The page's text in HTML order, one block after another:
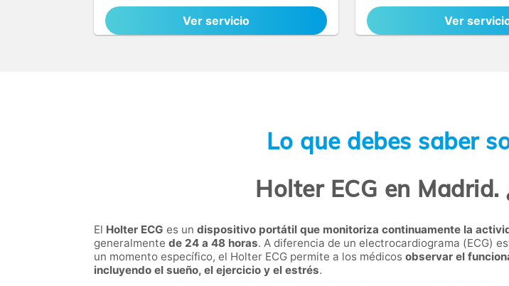
Ver servicio Ver
Lo que debes saber
Holter ECG en Madrid.
El Holter ECG es un dispositivo portátil que monitoriza continuamente la
generalmente de 24 a 48 horas. A diferencia de un electrocardiograma (ECG)
un momento específico, el Holter ECG permite a los médicos observar el
incluyendo el sueño, el ejercicio y el estrés.